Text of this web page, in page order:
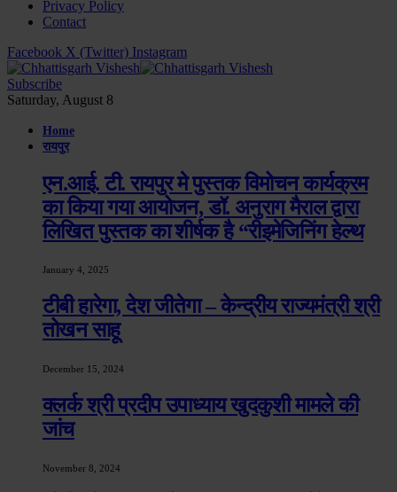
Privacy Policy
Contact
Facebook X (Twitter) Instagram
Subscribe
Saturday, August 8
Home
रायपुर
एन.आई. टी. रायपुर मे पुस्तक विमोचन कार्यक्रम
का किया गया आयोजन, डॉ. अनुराग मैराल द्वारा
लिखित पुस्तक का शीर्षक है “रीइमेजिनिंग हेल्थ
January 4, 2025
टीबी हारेगा, देश जीतेगा – केन्द्रीय राज्यमंत्री श्री
तोखन साहू
December 15, 2024
क्लर्क श्री प्रदीप उपाध्याय खुदकुशी मामले की
जांच
November 8, 2024